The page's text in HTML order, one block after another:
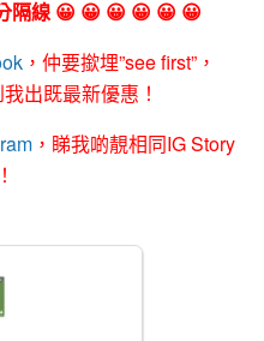
隔線 😀 😀 😀 😀 😀 😀
，仲要撳埋”see first”，
出既最新優惠！
，睇我啲靚相同IG Story